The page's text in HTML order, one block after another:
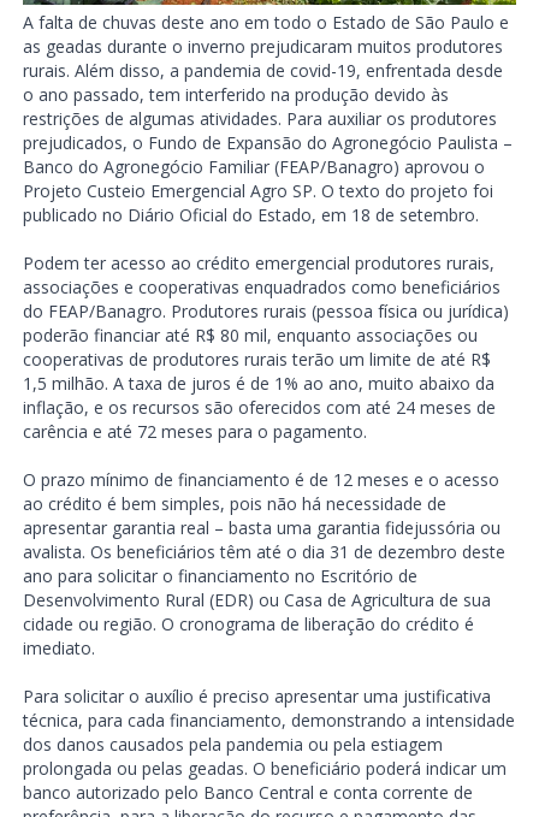
A falta de chuvas deste ano em todo o Estado de São Paulo e
as geadas durante o inverno prejudicaram muitos produtores
rurais. Além disso, a pandemia de covid-19, enfrentada desde
o ano passado, tem interferido na produção devido às
restrições de algumas atividades. Para auxiliar os produtores
prejudicados, o Fundo de Expansão do Agronegócio Paulista –
Banco do Agronegócio Familiar (FEAP/Banagro) aprovou o
Projeto Custeio Emergencial Agro SP. O texto do projeto foi
publicado no Diário Oficial do Estado, em 18 de setembro.
Podem ter acesso ao crédito emergencial produtores rurais,
associações e cooperativas enquadrados como beneficiários
do FEAP/Banagro. Produtores rurais (pessoa física ou jurídica)
poderão financiar até R$ 80 mil, enquanto associações ou
cooperativas de produtores rurais terão um limite de até R$
1,5 milhão. A taxa de juros é de 1% ao ano, muito abaixo da
inflação, e os recursos são oferecidos com até 24 meses de
carência e até 72 meses para o pagamento.
O prazo mínimo de financiamento é de 12 meses e o acesso
ao crédito é bem simples, pois não há necessidade de
apresentar garantia real – basta uma garantia fidejussória ou
avalista. Os beneficiários têm até o dia 31 de dezembro deste
ano para solicitar o financiamento no Escritório de
Desenvolvimento Rural (EDR) ou Casa de Agricultura de sua
cidade ou região. O cronograma de liberação do crédito é
imediato.
Para solicitar o auxílio é preciso apresentar uma justificativa
técnica, para cada financiamento, demonstrando a intensidade
dos danos causados pela pandemia ou pela estiagem
prolongada ou pelas geadas. O beneficiário poderá indicar um
banco autorizado pelo Banco Central e conta corrente de